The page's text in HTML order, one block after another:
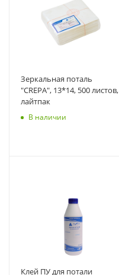
Зеркальная поталь
"CREPA", 13*14, 500 листов,
лайтпак
В наличии
Клей ПУ для потали